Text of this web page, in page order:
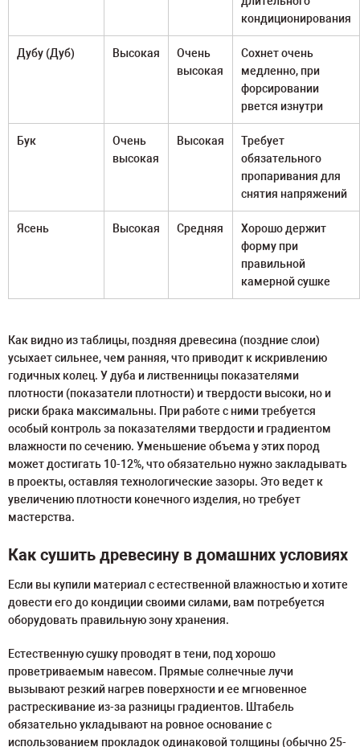
кондиционирования
Дубу (Дуб) Высокая
Очень
высокая
Сохнет очень
медленно, при
форсировании
рвется изнутри
Бук
Очень
высокая
Высокая
Требует
обязательного
пропаривания для
снятия напряжений
Ясень Высокая Средняя
Хорошо держит
форму при
правильной
камерной сушке
Как видно из таблицы, поздняя древесина (поздние слои)
усыхает сильнее, чем ранняя, что приводит к искривлению
годичных колец. У дуба и лиственницы показателями
плотности (показатели плотности) и твердости высоки, но и
риски брака максимальны. При работе с ними требуется
особый контроль за показателями твердости и градиентом
влажности по сечению. Уменьшение объема у этих пород
может достигать 10-12%, что обязательно нужно закладывать
в проекты, оставляя технологические зазоры. Это ведет к
увеличению плотности конечного изделия, но требует
мастерства.
Как сушить древесину в домашних условиях
Если вы купили материал с естественной влажностью и хотите
довести его до кондиции своими силами, вам потребуется
оборудовать правильную зону хранения.
Естественную сушку проводят в тени, под хорошо
проветриваемым навесом. Прямые солнечные лучи
вызывают резкий нагрев поверхности и ее мгновенное
растрескивание из-за разницы градиентов. Штабель
обязательно укладывают на ровное основание с
использованием прокладок одинаковой толщины (обычно 25-